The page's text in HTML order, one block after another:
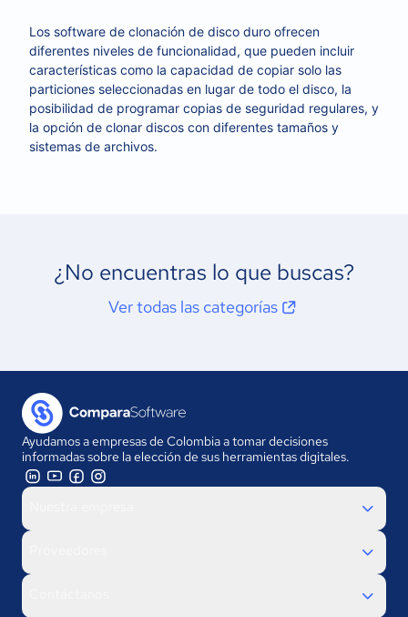
Los software de clonación de disco duro ofrecen
diferentes niveles de funcionalidad, que pueden incluir
características como la capacidad de copiar solo las
particiones seleccionadas en lugar de todo el disco, la
posibilidad de programar copias de seguridad regulares, y
la opción de clonar discos con diferentes tamaños y
sistemas de archivos.
¿No encuentras lo que buscas?
Ver todas las categorías
Ayudamos a empresas de Colombia a tomar decisiones
informadas sobre la elección de sus herramientas digitales.